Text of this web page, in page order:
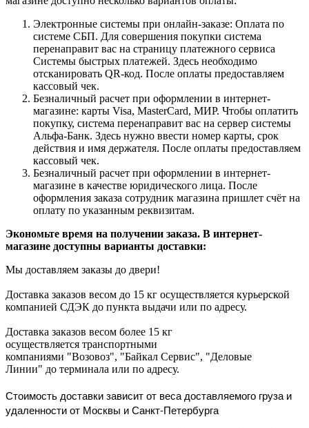
Электронные системы при онлайн-заказе: Оплата по
системе СБП. Для совершения покупки система
перенаправит вас на страницу платежного сервиса
Системы быстрых платежей. Здесь необходимо
отсканировать QR-код. После оплаты предоставляем
кассовый чек.
Безналичный расчет при оформлении в интернет-
магазине: карты Visa, MasterCard, МИР. Чтобы оплатить
покупку, система перенаправит вас на сервер системы
Альфа-Банк. Здесь нужно ввести номер карты, срок
действия и имя держателя. После оплаты предоставляем
кассовый чек.
Безналичный расчет при оформлении в интернет-
магазине в качестве юридического лица. После
оформления заказа сотрудник магазина пришлет счёт на
оплату по указанным реквизитам.
Экономьте время на получении заказа. В интернет-
магазине доступны варианты доставки:
Мы доставляем заказы до двери!
Доставка заказов весом до 15 кг осуществляется курьерской
компанией СДЭК до пункта выдачи или по адресу.
Доставка заказов весом более 15 кг
осуществляется транспортными
компаниями "Возовоз", "Байкал Сервис", "Деловые
Линии" до терминала или по адресу.
Стоимость доставки зависит от веса доставляемого груза и
удаленности от Москвы и Санкт-Петербурга